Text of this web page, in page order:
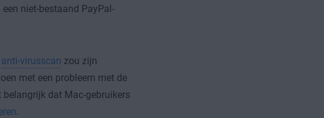
niet-bestaand PayPal-
anti-virusscan zou zijn
met een probleem met de
belangrijk dat Mac-gebruikers
.